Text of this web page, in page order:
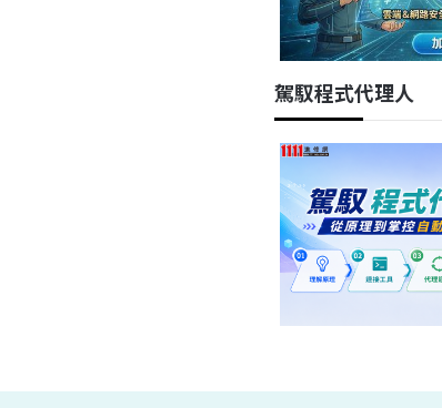
駕馭程式代理人